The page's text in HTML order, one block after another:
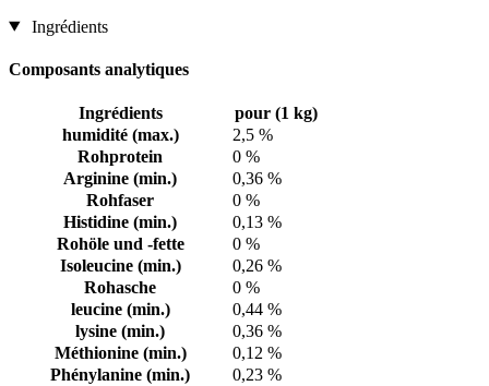
Ingrédients
Composants analytiques
Ingrédients
pour (1 kg)
humidité (max.)
2,5 %
Rohprotein
0 %
Arginine (min.)
0,36 %
Rohfaser
0 %
Histidine (min.)
0,13 %
Rohöle und -fette
0 %
Isoleucine (min.)
0,26 %
Rohasche
0 %
leucine (min.)
0,44 %
lysine (min.)
0,36 %
Méthionine (min.)
0,12 %
Phénylanine (min.)
0,23 %